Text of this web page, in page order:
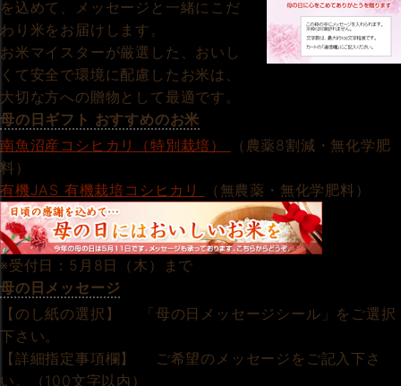
を込めて、メッセージと一緒にこだ
わり米をお届けします。
お米マイスターが厳選した、おいし
くて安全で環境に配慮したお米は、
大切な方への贈物として最適です。
母の日ギフト おすすめのお米
南魚沼産コシヒカリ（特別栽培）
（農薬8割減・無化学肥
料）
有機JAS 有機栽培コシヒカリ
（無農薬・無化学肥料）
※受付日：5月8日（木）まで
母の日メッセージ
【のし紙の選択】 「母の日メッセージシール」をご選択
下さい。
【詳細指定事項欄】 ご希望のメッセージをご記入下さ
い。（100文字以内）